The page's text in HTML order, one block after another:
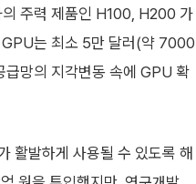
주력 제품인 H100, H200 가
는 최소 5만 달러(약 7000
망의 지각변동 속에 GPU 확
활발하게 사용될 수 있도록 해